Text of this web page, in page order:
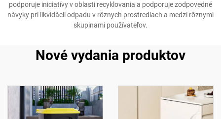
podporuje iniciatívy v oblasti recyklovania a podporuje zodpovedné
návyky pri likvidácii odpadu v rôznych prostrediach a medzi rôznymi
skupinami používateľov.
Nové vydania produktov